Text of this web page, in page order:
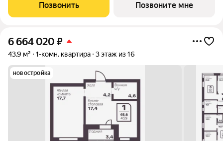
Позвонить Позвоните мне
6 664 020 ₽
43,9 м² 1-комн. квартира 3 этаж из 16
новостройка